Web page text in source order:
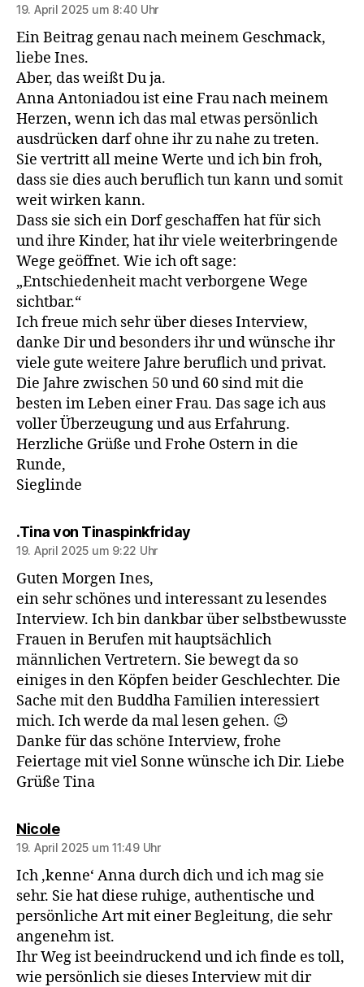
19. April 2025 um 8:40 Uhr
Ein Beitrag genau nach meinem Geschmack,
liebe Ines.
Aber, das weißt Du ja.
Anna Antoniadou ist eine Frau nach meinem
Herzen, wenn ich das mal etwas persönlich
ausdrücken darf ohne ihr zu nahe zu treten.
Sie vertritt all meine Werte und ich bin froh,
dass sie dies auch beruflich tun kann und somit
weit wirken kann.
Dass sie sich ein Dorf geschaffen hat für sich
und ihre Kinder, hat ihr viele weiterbringende
Wege geöffnet. Wie ich oft sage:
„Entschiedenheit macht verborgene Wege
sichtbar.“
Ich freue mich sehr über dieses Interview,
danke Dir und besonders ihr und wünsche ihr
viele gute weitere Jahre beruflich und privat.
Die Jahre zwischen 50 und 60 sind mit die
besten im Leben einer Frau. Das sage ich aus
voller Überzeugung und aus Erfahrung.
Herzliche Grüße und Frohe Ostern in die
Runde,
Sieglinde
.Tina von Tinaspinkfridaysagt:
19. April 2025 um 9:22 Uhr
Guten Morgen Ines,
ein sehr schönes und interessant zu lesendes
Interview. Ich bin dankbar über selbstbewusste
Frauen in Berufen mit hauptsächlich
männlichen Vertretern. Sie bewegt da so
einiges in den Köpfen beider Geschlechter. Die
Sache mit den Buddha Familien interessiert
mich. Ich werde da mal lesen gehen. 😉
Danke für das schöne Interview, frohe
Feiertage mit viel Sonne wünsche ich Dir. Liebe
Grüße Tina
Nicolesagt:
19. April 2025 um 11:49 Uhr
Ich ‚kenne‘ Anna durch dich und ich mag sie
sehr. Sie hat diese ruhige, authentische und
persönliche Art mit einer Begleitung, die sehr
angenehm ist.
Ihr Weg ist beeindruckend und ich finde es toll,
wie persönlich sie dieses Interview mit dir